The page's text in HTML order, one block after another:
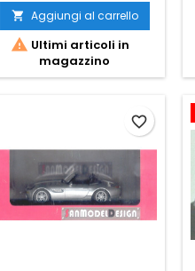
 Aggiungi al carrello
 Ultimi articoli in
magazzino
favorite_border